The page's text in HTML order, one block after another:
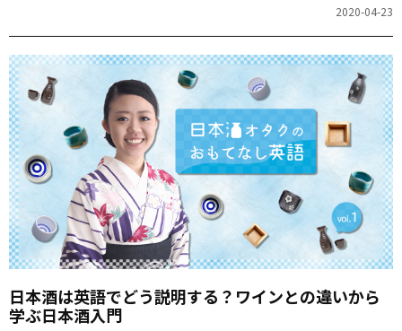
2020-04-23
日本酒は英語でどう説明する？ワインとの違いから
学ぶ日本酒入門